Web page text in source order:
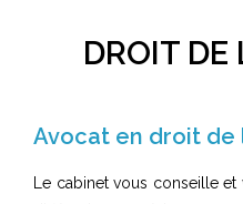
DROIT DE
Avocat en droit de
Le cabinet vous conseille